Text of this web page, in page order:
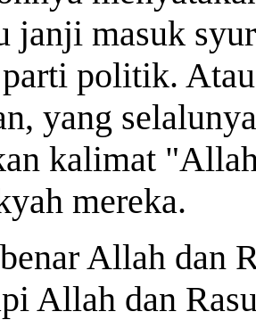
janji masuk
parti politik.
yang
kalimat
mereka.
Allah dan
Allah dan